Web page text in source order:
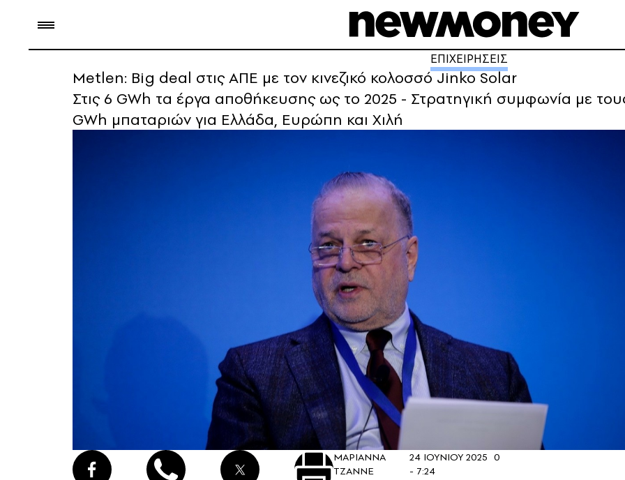
ΕΠΙΧΕΙΡΗΣΕΙΣ
Metlen: Βig deal στις ΑΠΕ με τον κινεζικό κολοσσό Jinko Solar
Στις 6 GWh τα έργα αποθήκευσης ως το 2025 - Στρατηγική συμφωνία με
GWh μπαταριών για Ελλάδα, Ευρώπη και Χιλή
ΜΑΡΙΑΝΝΑ
ΤΖΑΝΝΕ
24 ΙΟΥΝΙΟΥ 2025
- 7:24
0